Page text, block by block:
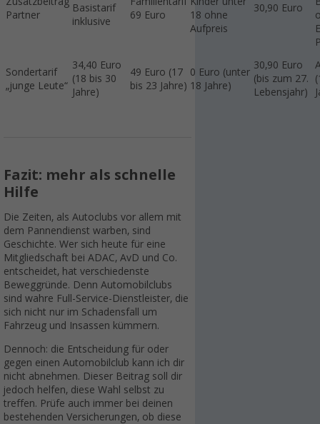
Partner
Basistarif
inklusive
69 Euro
18 ohne
Aufpreis
30,90 Euro
Sondertarif
„junge Leute“
34,40 Euro
(18 bis 30
Jahre)
49 Euro (17
bis 23 Jahre)
0 Euro (unter
18 Jahre)
30,90 Euro
(bis zum 27.
Lebensjahr)
Fazit: mehr als schnelle
Hilfe
Die Zeiten, als Autoclubs vor allem mit
dem Pannendienst warben, sind
Geschichte. Wer sich heute für eine
Mitgliedschaft bei ADAC, AvD und Co.
entscheidet, hat verschiedenste
Beweggründe. Denn Automobilclubs
sind wahre Full-Service-Dienstleister, die
sich nicht nur im Schadensfall um
Fahrzeug und Insassen kümmern.
Dennoch: die Entscheidung für oder
gegen einen Automobilclub kann ich dir
nicht abnehmen. Dieser Beitrag soll dir
jedoch helfen, diese Wahl selbst zu
treffen. Prüfe auch immer bei deinen
bestehenden Versicherungen, ob diese